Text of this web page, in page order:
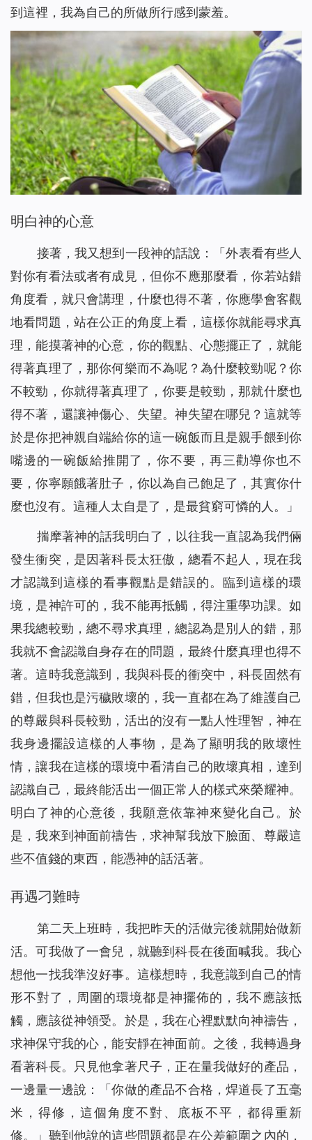
到這裡，我為自己的所做所行感到蒙羞。
明白神的心意
接著，我又想到一段神的話說：「外表看有些人
對你有看法或者有成見，但你不應那麼看，你若站錯
角度看，就只會講理，什麼也得不著，你應學會客觀
地看問題，站在公正的角度上看，這樣你就能尋求真
理，能摸著神的心意，你的觀點、心態擺正了，就能
得著真理了，那你何樂而不為呢？為什麼較勁呢？你
不較勁，你就得著真理了，你要是較勁，那就什麼也
得不著，還讓神傷心、失望。神失望在哪兒？這就等
於是你把神親自端給你的這一碗飯而且是親手餵到你
嘴邊的一碗飯給推開了，你不要，再三勸導你也不
要，你寧願餓著肚子，你以為自己飽足了，其實你什
麼也沒有。這種人太自是了，是最貧窮可憐的人。」
揣摩著神的話我明白了，以往我一直認為我們倆
發生衝突，是因著科長太狂傲，總看不起人，現在我
才認識到這樣的看事觀點是錯誤的。臨到這樣的環
境，是神許可的，我不能再抵觸，得注重學功課。如
果我總較勁，總不尋求真理，總認為是別人的錯，那
我就不會認識自身存在的問題，最終什麼真理也得不
著。這時我意識到，我與科長的衝突中，科長固然有
錯，但我也是污穢敗壞的，我一直都在為了維護自己
的尊嚴與科長較勁，活出的沒有一點人性理智，神在
我身邊擺設這樣的人事物，是為了顯明我的敗壞性
情，讓我在這樣的環境中看清自己的敗壞真相，達到
認識自己，最終能活出一個正常人的樣式來榮耀神。
明白了神的心意後，我願意依靠神來變化自己。於
是，我來到神面前禱告，求神幫我放下臉面、尊嚴這
些不值錢的東西，能憑神的話活著。
再遇刁難時
第二天上班時，我把昨天的活做完後就開始做新
活。可我做了一會兒，就聽到科長在後面喊我。我心
想他一找我準沒好事。這樣想時，我意識到自己的情
形不對了，周圍的環境都是神擺佈的，我不應該抵
觸，應該從神領受。於是，我在心裡默默向神禱告，
求神保守我的心，能安靜在神面前。之後，我轉過身
看著科長。只見他拿著尺子，正在量我做好的產品，
一邊量一邊說：「你做的產品不合格，焊道長了五毫
米，得修，這個角度不對、底板不平，都得重新
修。」聽到他說的這些問題都是在公差範圍之內的，